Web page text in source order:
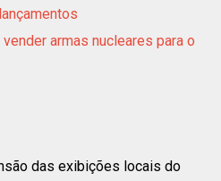
armas nucleares para o
das exibições locais do